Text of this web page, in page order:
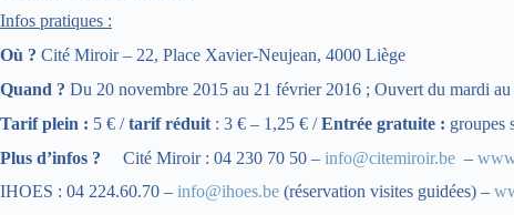
Infos pratiques :
Où ? Cité Miroir – 22, Place Xavier-Neujean, 4000 Liège
Quand ? Du 20 novembre 2015 au 21 février 2016 ; Ouvert du mardi
Tarif plein : 5 € /tarif réduit : 3 € – 1,25 € /Entrée gratuite : groupes
Plus d’infos ? Cité Miroir : 04 230 70 50 – info@citemiroir.be –
IHOES : 04 224.60.70 – info@ihoes.be (réservation visites guidées) –